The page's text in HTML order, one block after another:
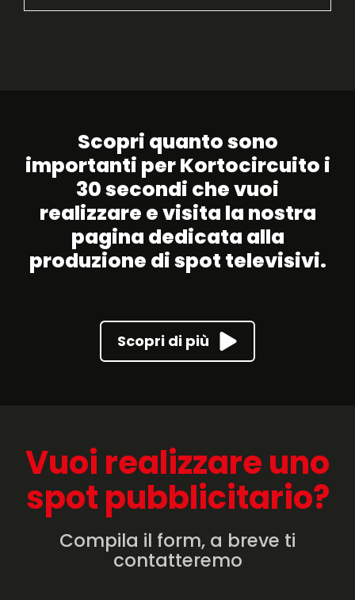
Scopri quanto sono
importanti per Kortocircuito i
30 secondi che vuoi
realizzare e visita la nostra
pagina dedicata alla
produzione di spot televisivi.
Scopri di più
Vuoi realizzare uno
spot pubblicitario?
Compila il form, a breve ti
contatteremo